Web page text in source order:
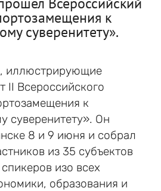
к
суверенитету».
иллюстрирующие
II Всероссийского
к
суверенитету». Он
8 и 9 июня и собрал
из 35 субъектов
изо всех
образования и